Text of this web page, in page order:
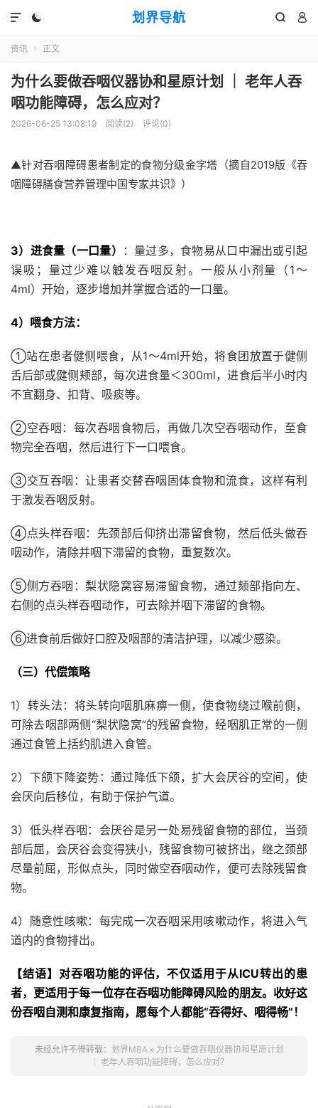
划界导航
  

资讯  正文
为什么要做吞咽仪器协和星原计划 ｜ 老年人吞
咽功能障碍，怎么应对？
2026-06-25 13:08:19 阅读(2) 评论(0)
▲针对吞咽障碍患者制定的食物分级金字塔 （摘自2019版《吞
咽障碍膳食营养管理中国专家共识》）
3）进食量（一口量）
：量过多，食物易从口中漏出或引起
误吸；量过少难以触发吞咽反射。一般从小剂量（1～
4ml）开始，逐步增加并掌握合适的一口量。
4）喂食方法：
①站在患者健侧喂食，从1～4ml开始，将食团放置于健侧
舌后部或健侧颊部，每次进食量＜300ml，进食后半小时内
不宜翻身、扣背、吸痰等。
②空吞咽：每次吞咽食物后，再做几次空吞咽动作，至食
物完全吞咽，然后进行下一口喂食。
③交互吞咽：让患者交替吞咽固体食物和流食，这样有利
于激发吞咽反射。
④点头样吞咽：先颈部后仰挤出滞留食物，然后低头做吞
咽动作，清除并咽下滞留的食物，重复数次。
⑤侧方吞咽：梨状隐窝容易滞留食物，通过颏部指向左、
右侧的点头样吞咽动作，可去除并咽下滞留的食物。
⑥进食前后做好口腔及咽部的清洁护理，以减少感染。
（三）代偿策略
1）转头法：将头转向咽肌麻痹一侧，使食物绕过喉前侧，
可除去咽部两侧“梨状隐窝”的残留食物，经咽肌正常的一侧
通过食管上括约肌进入食管。
2）下颌下降姿势：通过降低下颌，扩大会厌谷的空间，使
会厌向后移位，有助于保护气道。
3）低头样吞咽：会厌谷是另一处易残留食物的部位，当颈
部后屈，会厌谷会变得狭小，残留食物可被挤出，继之颈部
尽量前屈，形似点头，同时做空吞咽动作，便可去除残留食
物。
4）随意性咳嗽：每完成一次吞咽采用咳嗽动作，将进入气
道内的食物排出。
【结语】对吞咽功能的评估，不仅适用于从ICU转出的患
者，更适用于每一位存在吞咽功能障碍风险的朋友。收好这
份吞咽自测和康复指南，愿每个人都能“吞得好、咽得畅”！
未经允许不得转载： 划界MBA» 为什么要做吞咽仪器协和星原计划
｜ 老年人吞咽功能障碍，怎么应对？